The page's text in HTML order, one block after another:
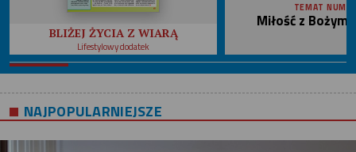
BLIŻEJ ŻYCIA Z WIARĄ
Lifestylowy dodatek
TEMAT
Miłość z
NAJPOPULARNIEJSZE